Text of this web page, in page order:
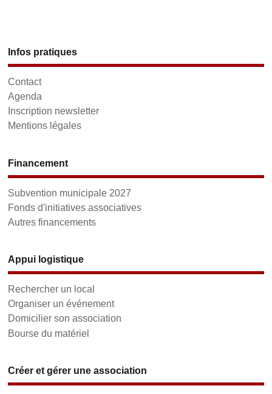
Infos pratiques
Contact
Agenda
Inscription newsletter
Mentions légales
Financement
Subvention municipale 2027
Fonds d'initiatives associatives
Autres financements
Appui logistique
Rechercher un local
Organiser un événement
Domicilier son association
Bourse du matériel
Créer et gérer une association